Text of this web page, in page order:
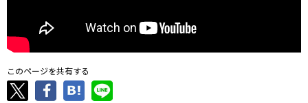
このページを共有する